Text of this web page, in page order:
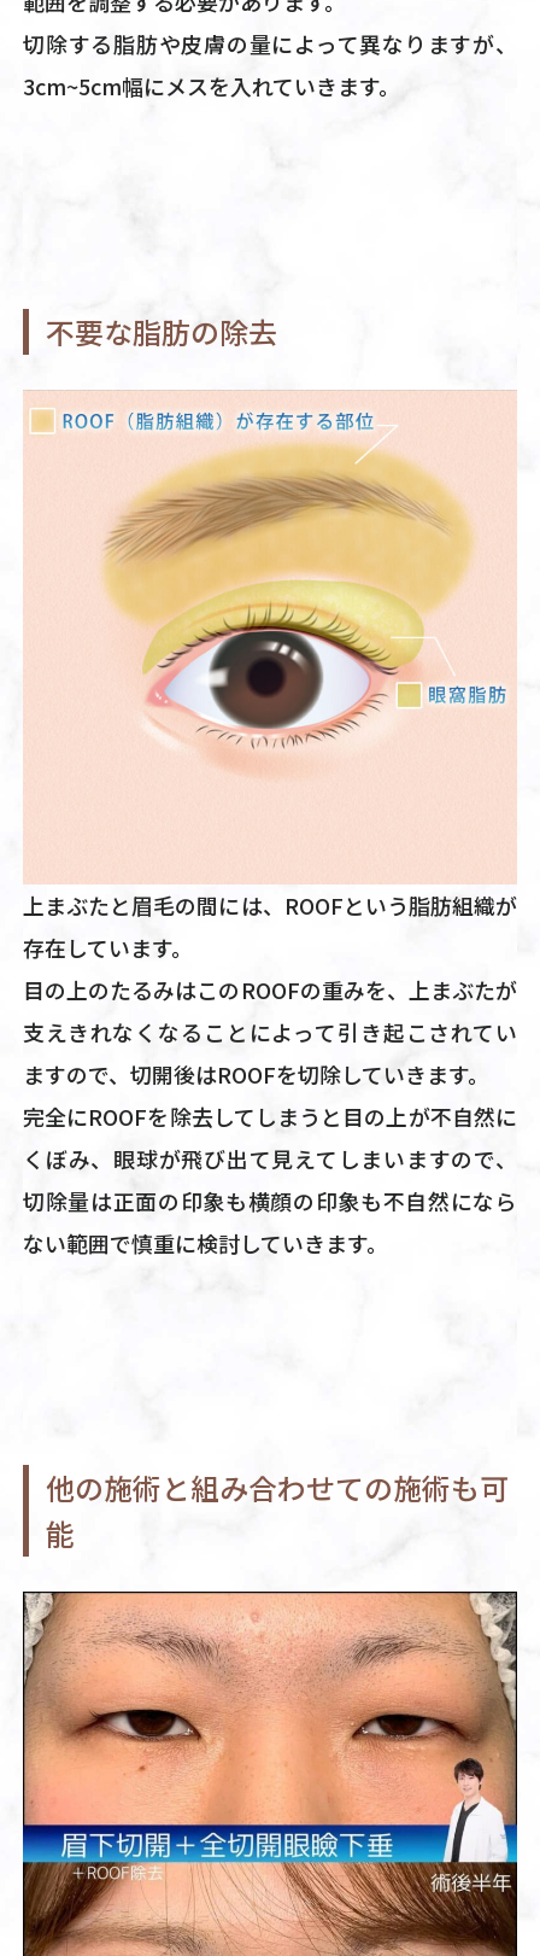
切除する脂肪や皮膚の量によって異なりますが、
3cm~5cm幅にメスを入れていきます。
不要な脂肪の除去
上まぶたと眉毛の間には、ROOFという脂肪組織が
存在しています。
目の上のたるみはこのROOFの重みを、上まぶたが
支えきれなくなることによって引き起こされてい
ますので、切開後はROOFを切除していきます。
完全にROOFを除去してしまうと目の上が不自然に
くぼみ、眼球が飛び出て見えてしまいますので、
切除量は正面の印象も横顔の印象も不自然になら
ない範囲で慎重に検討していきます。
他の施術と組み合わせての施術も可
能